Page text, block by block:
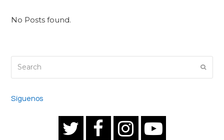
No Posts found.
Síguenos
Y